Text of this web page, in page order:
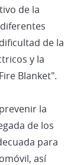
de la
de la
y la
Blanket".
la
de los
para
así